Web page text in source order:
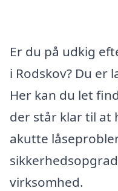
Er du på udkig
i Rodskov? Du er
Her kan du let
der står klar til at
akutte
virksomhed.